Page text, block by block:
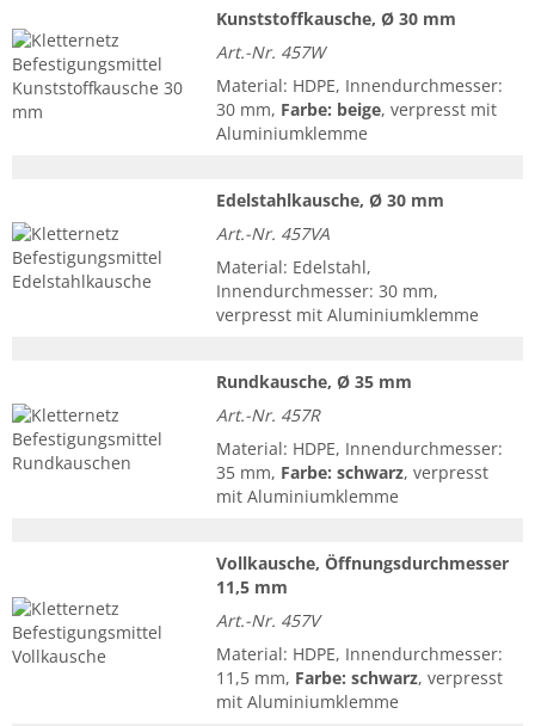
Kunststoffkausche, Ø 30 mm
Art.-Nr. 457W
Material: HDPE, Innendurchmesser:
30 mm, Farbe: beige, verpresst mit
Aluminiumklemme
Edelstahlkausche, Ø 30 mm
Art.-Nr. 457VA
Material: Edelstahl,
Innendurchmesser: 30 mm,
verpresst mit Aluminiumklemme
Rundkausche, Ø 35 mm
Art.-Nr. 457R
Material: HDPE, Innendurchmesser:
35 mm, Farbe: schwarz, verpresst
mit Aluminiumklemme
Vollkausche, Öffnungsdurchmesser
11,5 mm
Art.-Nr. 457V
Material: HDPE, Innendurchmesser:
11,5 mm, Farbe: schwarz, verpresst
mit Aluminiumklemme